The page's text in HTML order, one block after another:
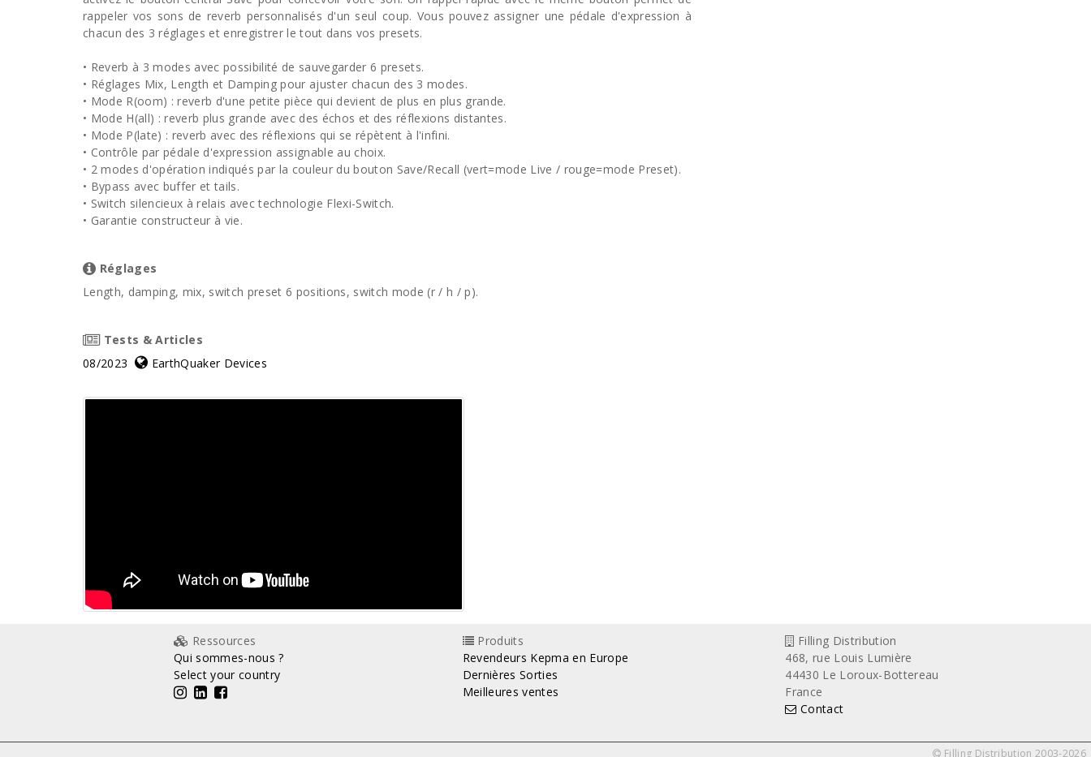
rappeler vos sons de reverb personnalisés d'un seul coup. Vous pouvez assigner une pédale d'expression à
chacun des 3 réglages et enregistrer le tout dans vos presets.
• Reverb à 3 modes avec possibilité de sauvegarder 6 presets.
• Réglages Mix, Length et Damping pour ajuster chacun des 3 modes.
• Mode R(oom) : reverb d'une petite pièce qui devient de plus en plus grande.
• Mode H(all) : reverb plus grande avec des échos et des réflexions distantes.
• Mode P(late) : reverb avec des réflexions qui se répètent à l'infini.
• Contrôle par pédale d'expression assignable au choix.
• 2 modes d'opération indiqués par la couleur du bouton Save/Recall (vert=mode Live / rouge=mode Preset).
• Bypass avec buffer et tails.
• Switch silencieux à relais avec technologie Flexi-Switch.
• Garantie constructeur à vie.
Réglages
Length, damping, mix, switch preset 6 positions, switch mode (r / h / p).
Tests & Articles
08/2023
EarthQuaker Devices
Ressources
Qui sommes-nous ?
Select your country
Produits
Revendeurs Kepma en Europe
Dernières Sorties
Meilleures ventes
Filling Distribution
468, rue Louis Lumière
44430 Le Loroux-Bottereau
France
Contact
Filling Distribution 2003-2026